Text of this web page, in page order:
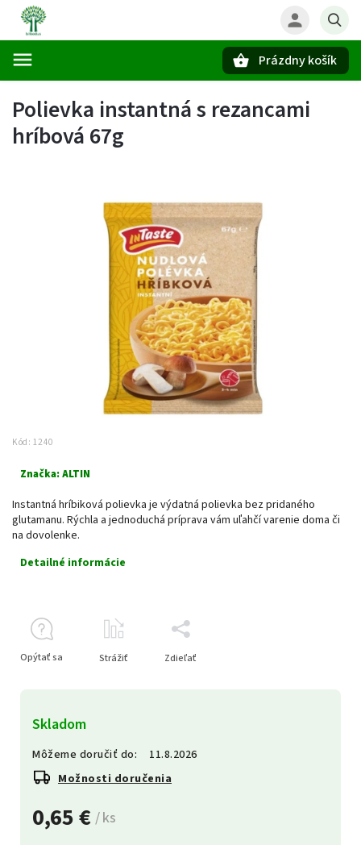
Prázdny košík
Polievka instantná s rezancami
hríbová 67g
Kód: 1240
Značka:ALTIN
0,65 € / ks
Skladom
Môžeme doručiť do:
11.8.2026
Možnosti doručenia
Instantná hríbiková polievka je výdatná polievka bez pridaného
glutamanu. Rýchla a jednoduchá príprava vám uľahčí varenie doma či
na dovolenke.
Detailné informácie
Opýtať sa Strážiť Zdieľať